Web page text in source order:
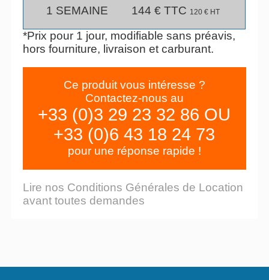
1 SEMAINE 144 € TTC 120 € HT
*Prix pour 1 jour, modifiable sans préavis,
hors fourniture, livraison et carburant.
Ce produit vous intéresse ?
Contactez-nous au
+33 (0)3 29 23 32 86 OU
+33 (0)6 43 18 24 73
pour une réponse rapide !
Lire nos Conditions Générales de Location
avant toutes demandes